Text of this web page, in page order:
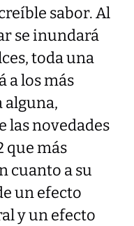
sabor. Al
se inundará
toda una
a los más
alguna,
las novedades
que más
cuanto a su
un efecto
y un efecto